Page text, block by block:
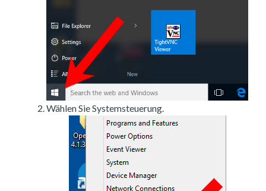
Wählen Sie Systemsteuerung.